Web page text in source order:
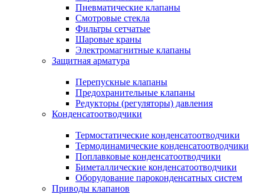
Пневматические клапаны
Смотровые стекла
Фильтры сетчатые
Шаровые краны
Электромагнитные клапаны
Защитная арматура
Перепускные клапаны
Предохранительные клапаны
Редукторы (регуляторы) давления
Конденсатоотводчики
Термостатические конденсатоотводчики
Термодинамические конденсатоотводчики
Поплавковые конденсатоотводчики
Биметаллические конденсатоотводчики
Оборудование пароконденсатных систем
Приводы клапанов